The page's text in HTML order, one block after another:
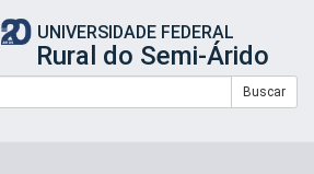
UNIVERSIDADE FEDERAL
Rural do Semi-Árido
Buscar